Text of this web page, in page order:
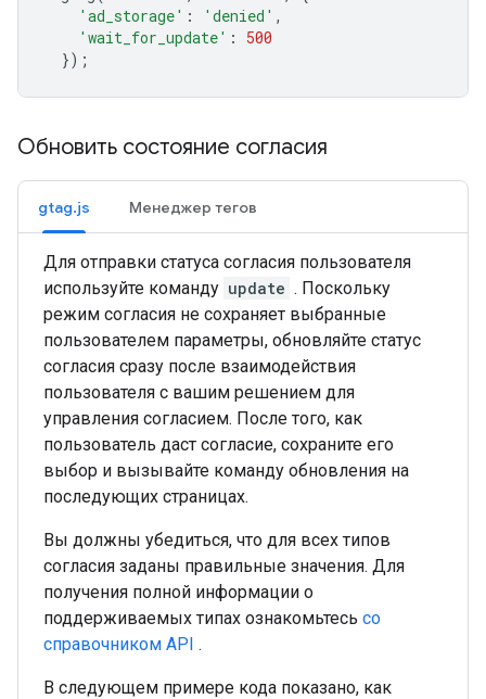
'ad_storage' : 'denied' ,
'wait_for_update' :
500
});
Обновить состояние согласия
gtag.js Менеджер тегов
Для отправки статуса согласия пользователя
используйте команду update . Поскольку
режим согласия не сохраняет выбранные
пользователем параметры, обновляйте статус
согласия сразу после взаимодействия
пользователя с вашим решением для
управления согласием. После того, как
пользователь даст согласие, сохраните его
выбор и вызывайте команду обновления на
последующих страницах.
Вы должны убедиться, что для всех типов
согласия заданы правильные значения. Для
получения полной информации о
поддерживаемых типах ознакомьтесь со
справочником API .
В следующем примере кода показано, как